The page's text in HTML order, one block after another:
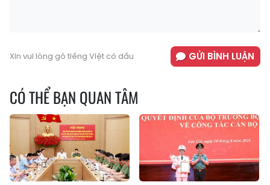
Xin vui lòng gõ tiếng Việt có dấu GỬI BÌNH LUẬN
CÓ THỂ BẠN QUAN TÂM